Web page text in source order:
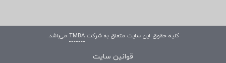
کلیه حقوق این سایت متعلق به شرکتTMBA می‌باشد.
قوانین سایت